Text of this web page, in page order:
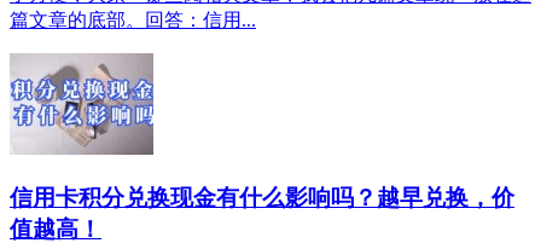
篇文章的底部。回答：信用...
信用卡积分兑换现金有什么影响吗？越早兑换，价
值越高！